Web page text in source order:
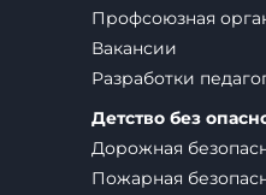
Профсоюзная
Вакансии
Разработки
Детство без
Дорожная
Пожарная